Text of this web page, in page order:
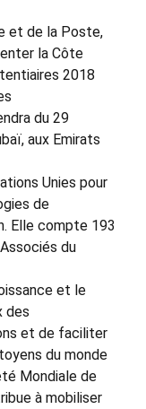
et de la Poste,
la Côte
2018
du 29
aux Emirats
Unies pour
de
Elle compte 193
du
et le
des
et de faciliter
du monde
Mondiale de
à mobiliser